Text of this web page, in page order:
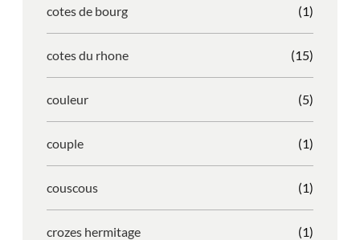
cotes de bourg (1)
cotes du rhone (15)
couleur (5)
couple (1)
couscous (1)
crozes hermitage (1)